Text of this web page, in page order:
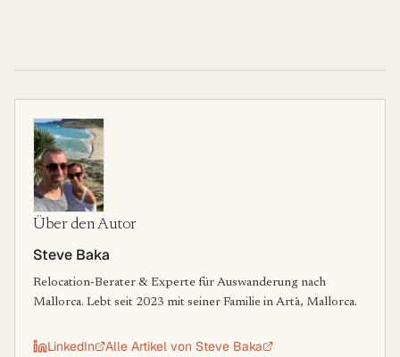
Über den Autor
Steve Baka
Relocation-Berater & Experte für Auswanderung nach
Mallorca. Lebt seit 2023 mit seiner Familie in Artà, Mallorca.
LinkedIn Alle Artikel von Steve Baka